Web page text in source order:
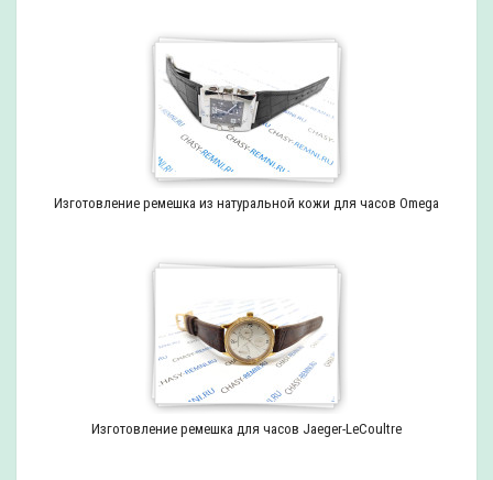
Изготовление ремешка из натуральной кожи для часов Omega
Изготовление ремешка для часов Jaeger-LeCoultre